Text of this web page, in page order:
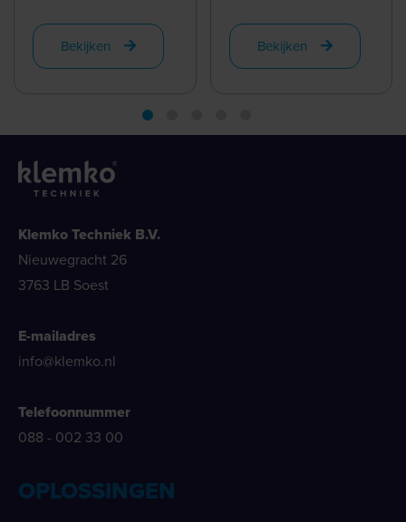
Voorzien van 3
beveiligingen tegen:
kortsluiting , ...
Bekijken
hoge lichtopbrengst.
Dankzij ...
Bekijken
Klemko Techniek B.V.
Nieuwegracht 26
3763 LB Soest
E-mailadres
info@klemko.nl
Telefoonnummer
088 - 002 33 00
OPLOSSINGEN